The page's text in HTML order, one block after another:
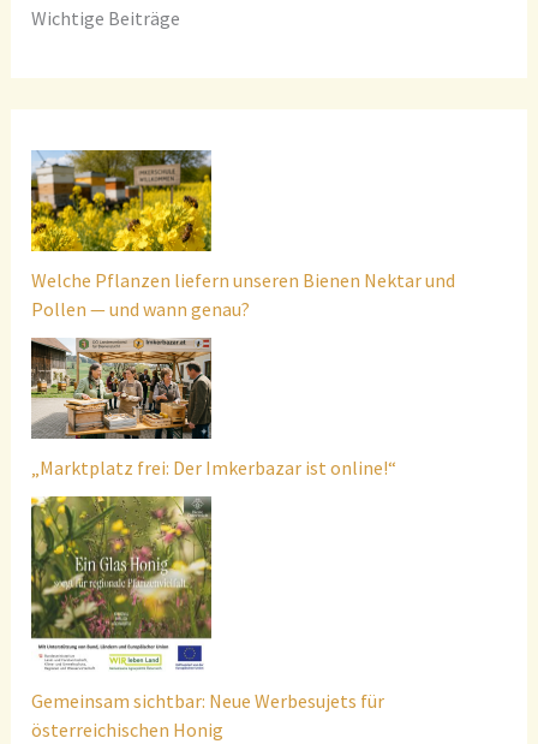
Wichtige Beiträge
Welche Pflanzen liefern unseren Bienen Nektar und
Pollen — und wann genau?
„Marktplatz frei: Der Imkerbazar ist online!“
Gemeinsam sichtbar: Neue Werbesujets für
österreichischen Honig